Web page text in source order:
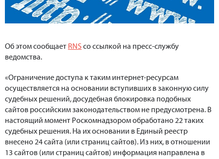
Об этом сообщает RNSсо ссылкой на пресс-службу
ведомства.
«Ограничение доступа к таким интернет-ресурсам
осуществляется на основании вступивших в законную силу
судебных решений, досудебная блокировка подобных
сайтов российским законодательством не предусмотрена. В
настоящий момент Роскомнадзором обработано 22 таких
судебных решения. На их основании в Единый реестр
внесено 24 сайта (или страниц сайтов). Из них, в отношении
13 сайтов (или страниц сайтов) информация направлена в